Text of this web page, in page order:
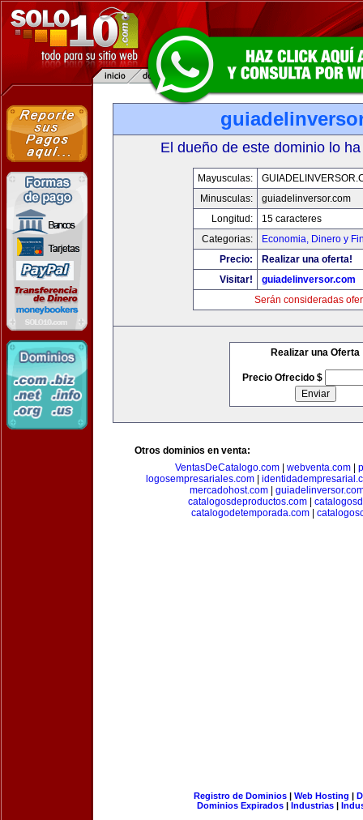
El dueño de este dominio lo
Mayusculas:
Minusculas:
guiadelinversor.com
Longitud:
15 caracteres
Categorias:
Economia, Dinero y
Precio:
Realizar una oferta!
Visitar!
guiadelinversor.com
Serán consideradas
Realizar una Oferta
Precio Ofrecido $
Otros dominios en venta:
VentasDeCatalogo.com| webventa.com|
logosempresariales.com|
mercadohost.com|
catalogosdeproductos.com
catalogodetemporada.com
Registro de Dominios| Web Hosting |
Dominios Expirados | Industrias |